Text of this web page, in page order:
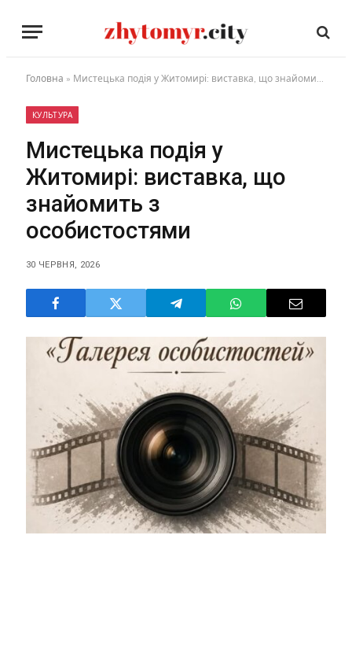
Головна » Мистецька подія у Житомирі: виставка, що знайомить з особистостями
КУЛЬТУРА
Мистецька подія у
Житомирі: виставка, що
знайомить з
особистостями
30 ЧЕРВНЯ, 2026